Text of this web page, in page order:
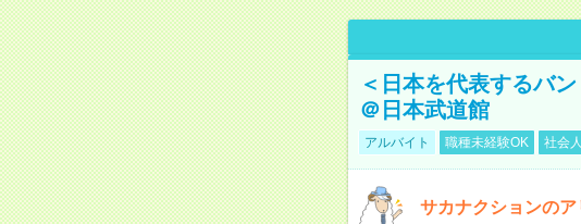
＜日本を代表するバ
＠日本武道館
アルバイト 職種未経験OK 社会
サカナクションの